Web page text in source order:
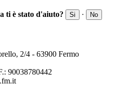
ti è stato d'aiuto?
Si · No
2/4 - 63900 Fermo
90038780442